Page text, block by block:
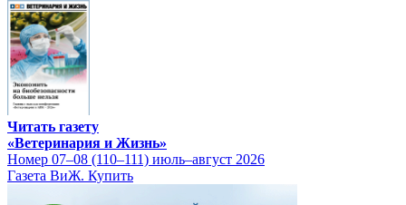
Читать газету
«Ветеринария и Жизнь»
Номер 07–08 (110–111) июль–август 2026
Газета ВиЖ. Купить